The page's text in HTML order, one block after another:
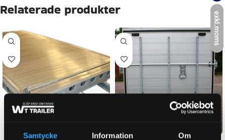
Samtycke Information Om
exkl.moms
Teknisk specifikation:
– nummerplåtsbelysning
– STOP-ljus
– blinkers
– dimljus
– reflex
– backljus
– driftstemperatur: – 40°C till +55°C
– lampan är helt lufttät